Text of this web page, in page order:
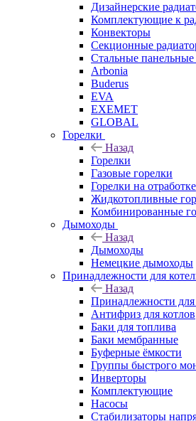
Дизайнерские
Комплектующие к
Конвекторы
Секционные
Стальные
Arbonia
Buderus
EVA
EXEMET
GLOBAL
Горелки
Назад
Горелки
Газовые горелки
Горелки на отработке
Жидкотопливные
Комбинированные
Дымоходы
Назад
Дымоходы
Немецкие дымоходы
Принадлежности для
Назад
Принадлежности для
Антифриз для котлов
Баки для топлива
Баки мембранные
Буферные ёмкости
Группы быстрого
Инверторы
Комплектующие
Насосы
Стабилизаторы